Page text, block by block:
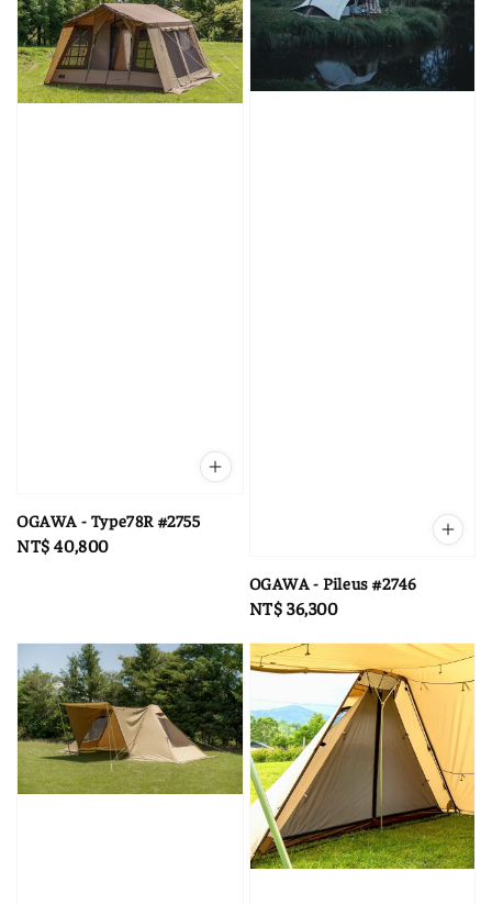
OGAWA - Type78R #2755
Regular
NT$ 40,800
OGAWA - Pileus #2746
Regular
NT$ 36,300